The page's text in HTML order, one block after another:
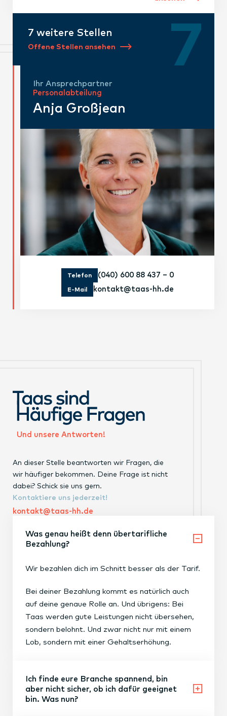
7 weitere Stellen
Offene Stellen ansehen
Ihr Ansprechpartner
Personalabteilung
Anja Großjean
Telefon (040) 600 88 437 – 0
E-Mail kontakt@taas-hh.de
Und unsere Antworten!
An dieser Stelle beantworten wir Fragen, die
wir häufiger bekommen. Deine Frage ist nicht
dabei? Schick sie uns gern.
Kontaktiere uns jederzeit!
kontakt@taas-hh.de
Was genau heißt denn übertarifliche
Bezahlung?
Wir bezahlen dich im Schnitt besser als der Tarif.
Bei deiner Bezahlung kommt es natürlich auch
auf deine genaue Rolle an. Und übrigens: Bei
Taas werden gute Leistungen nicht übersehen,
sondern belohnt. Und zwar nicht nur mit einem
Lob, sondern mit einer Gehaltserhöhung.
Ich finde eure Branche spannend, bin
aber nicht sicher, ob ich dafür geeignet
bin. Was nun?